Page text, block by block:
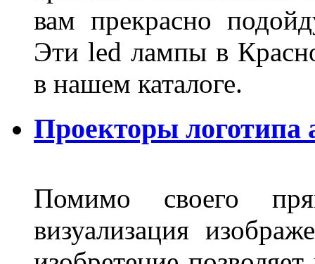
вам прекрасно
Эти led лампы в
в нашем каталоге.
Проекторы логотипа
Помимо своего
визуализация